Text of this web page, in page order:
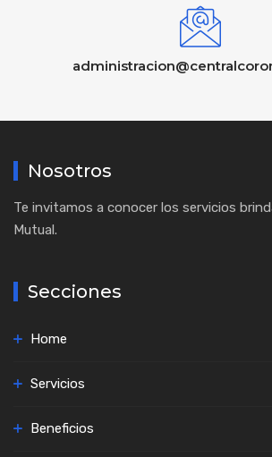
Nosotros
Te invitamos a conocer los servicios
Mutual.
Secciones
Home
Servicios
Beneficios